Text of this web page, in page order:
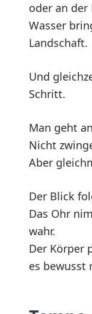
oder an der
Wasser
Landschaft.
Und
Schritt.
Man geht
Nicht
Aber
Der Blick
Das Ohr
wahr.
Der Körper
es bewusst